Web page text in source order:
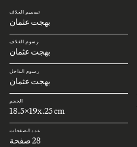
تصميم الغلاف
بهجت عثمان
رسوم الغلاف
بهجت عثمان
رسوم الداخل
بهجت عثمان
الحجم
18.5x19x.25 cm
عدد الصفحات
28 صفحة